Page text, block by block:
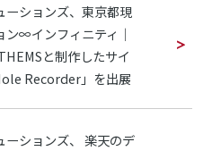
ーションズ、東京都現
ン∞インフィニティ｜
と制作したサイ
Recorder」を出展
ションズ、 楽天のデ